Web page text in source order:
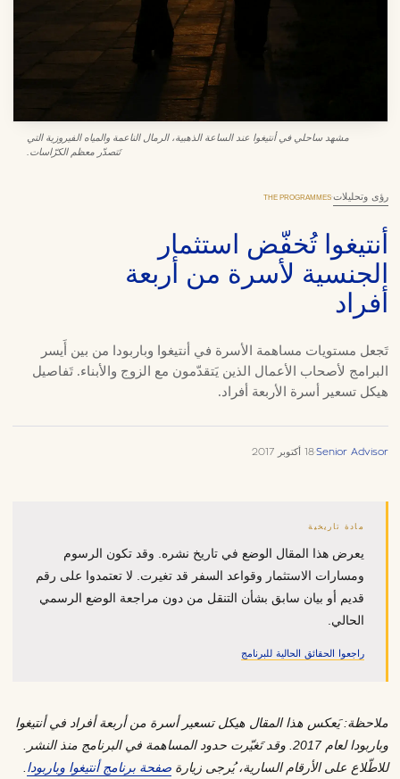
رؤى وتحليلات·
THE PROGRAMMES
أنتيغوا تُخفّض استثمار
الجنسية لأسرة من أربعة
أفراد
تَجعل مستويات مساهمة الأسرة في أنتيغوا وباربودا من بين أَيسر
البرامج لأصحاب الأعمال الذين يَتقدّمون مع الزوج والأبناء. تَفاصيل
هيكل تسعير أسرة الأربعة أفراد.
Senior Advisor
·18 أكتوبر 2017
مشهد ساحلي في أنتيغوا عند الساعة الذهبية، الرمال الناعمة والمياه الفيروزية التي
تَتصدّر معظم الكرّاسات.
مادة تاريخية
يعرض هذا المقال الوضع في تاريخ نشره. وقد تكون الرسوم
ومسارات الاستثمار وقواعد السفر قد تغيرت. لا تعتمدوا على رقم
قديم أو بيان سابق بشأن التنقل من دون مراجعة الوضع الرسمي
الحالي.
راجعوا الحقائق الحالية للبرنامج
ملاحظة: يَعكس هذا المقال هيكل تسعير أسرة من أربعة أفراد في أنتيغوا
وباربودا لعام 2017. وقد تَغيّرت حدود المساهمة في البرنامج منذ النشر.
للاطّلاع على الأرقام السارية، يُرجى زيارةصفحة برنامج أنتيغوا وباربودا